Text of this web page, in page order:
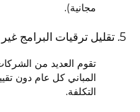
مجانية).
5. تقليل ترقيات البرامج غير الضرورية
تقوم العديد من
المباني كل عام دون
التكلفة.